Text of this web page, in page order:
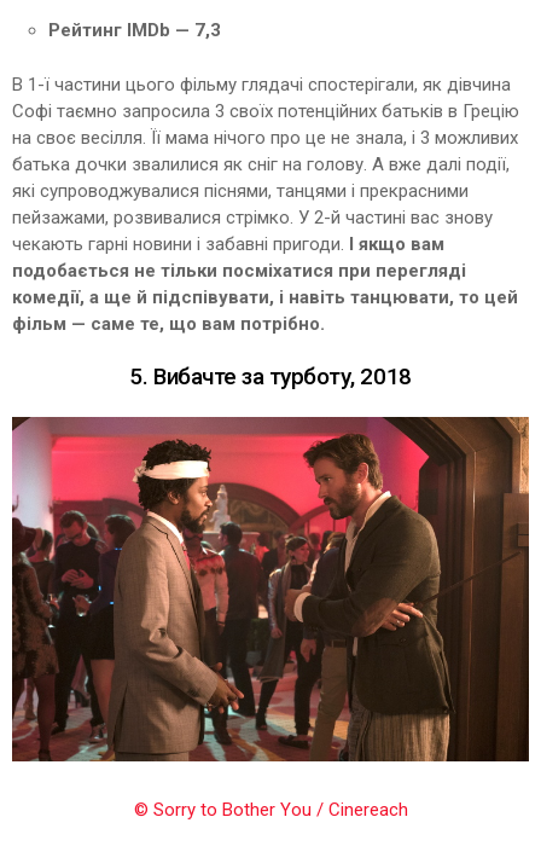
Рейтинг IMDb — 7,3
В 1-ї частини цього фільму глядачі спостерігали, як дівчина
Софі таємно запросила 3 своїх потенційних батьків в Грецію
на своє весілля. Її мама нічого про це не знала, і 3 можливих
батька дочки звалилися як сніг на голову. А вже далі події,
які супроводжувалися піснями, танцями і прекрасними
пейзажами, розвивалися стрімко. У 2-й частині вас знову
чекають гарні новини і забавні пригоди. І якщо вам
подобається не тільки посміхатися при перегляді
комедії, а ще й підспівувати, і навіть танцювати, то цей
фільм — саме те, що вам потрібно.
5. Вибачте за турботу, 2018
© Sorry to Bother You / Cinereach